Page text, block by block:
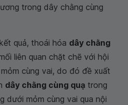
trong dây chằng cùng
quả, thoái hóa dây chằng
liên quan chặt chẽ với hội
cùng vai, do đó đề xuất
dây chằng cùng quạ trong
dưới mỏm cùng vai qua nội